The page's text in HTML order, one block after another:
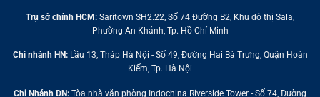
Trụ sở chính HCM: Saritown SH2.22, Số 74 Đường B2, Khu đô thị Sala,
Phường An Khánh, Tp. Hồ Chí Minh
Chi nhánh HN:Lầu 13, Tháp Hà Nội - Số 49, Đường Hai Bà Trưng, Quận Hoàn
Kiếm, Tp. Hà Nội
Chi Nhánh ĐN: Tòa nhà văn phòng Indochina Riverside Tower - Số 74, Đường